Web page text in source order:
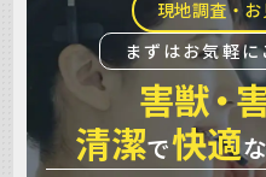
現地調査・
まずはお気軽に
害獣・
清潔で快適